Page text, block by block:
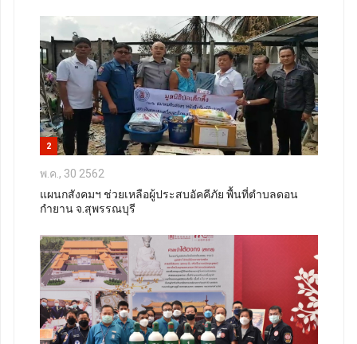
2
พ.ค., 30 2562
แผนกสังคมฯ ช่วยเหลือผู้ประสบอัคคีภัย พื้นที่ตำบลดอน
กำยาน จ.สุพรรณบุรี